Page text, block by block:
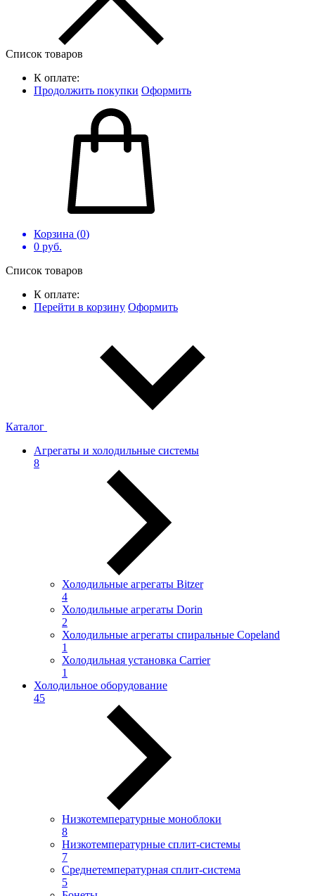
Список товаров
К оплате:
Продолжить покупки Оформить
Корзина (0)
0 руб.
Список товаров
К оплате:
Перейти в корзину Оформить
Каталог
Агрегаты и холодильные системы
8
Холодильные агрегаты Bitzer
4
Холодильные агрегаты Dorin
2
Холодильные агрегаты спиральные Copeland
1
Холодильная установка Carrier
1
Холодильное оборудование
45
Низкотемпературные моноблоки
8
Низкотемпературные сплит-системы
7
Среднетемпературная сплит-система
5